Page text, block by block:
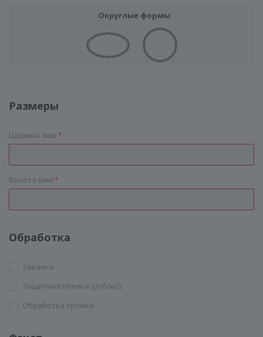
Округлые формы
Размеры
Ширина (мм)*
Высота (мм)*
Обработка
Закалка
Защитная пленка (руб/м2)
Обработка кромки
СТЕКЛО ФУРНИТУРА